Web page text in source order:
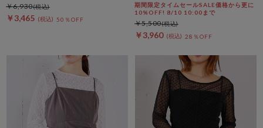
￥3,465 50％OFF
￥6,930
期間限定タイムセールSALE価格から更に
10%OFF! 8/10 10:00まで
￥3,960 28％OFF
￥5,500